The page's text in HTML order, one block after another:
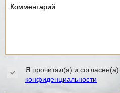
Комментарий
Комментарий
Я прочитал(а) и согласен(а)
конфиденциальности